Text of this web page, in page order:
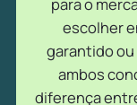
escolher
garantido
ambos
diferença